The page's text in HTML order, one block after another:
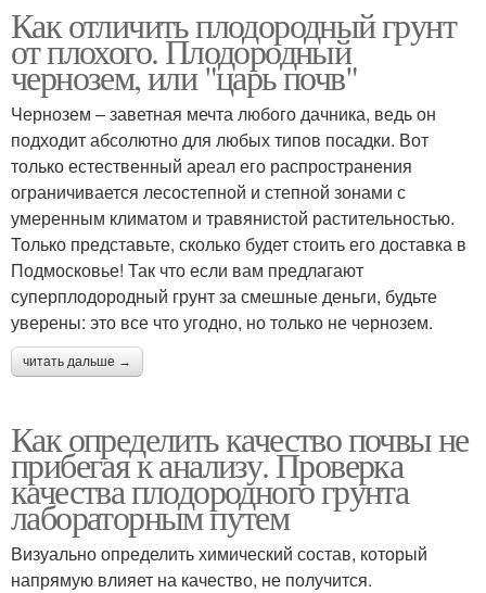
Грунт под фундамент
Как отличить плодородный грунт
от плохого. Плодородный
чернозем, или "царь почв"
Чернозем – заветная мечта любого дачника, ведь он
подходит абсолютно для любых типов посадки. Вот
только естественный ареал его распространения
ограничивается лесостепной и степной зонами с
умеренным климатом и травянистой растительностью.
Только представьте, сколько будет стоить его доставка в
Подмосковье! Так что если вам предлагают
суперплодородный грунт за смешные деньги, будьте
уверены: это все что угодно, но только не чернозем.
читать дальше →
Как определить качество почвы не
прибегая к анализу. Проверка
качества плодородного грунта
лабораторным путем
Визуально определить химический состав, который
напрямую влияет на качество, не получится.